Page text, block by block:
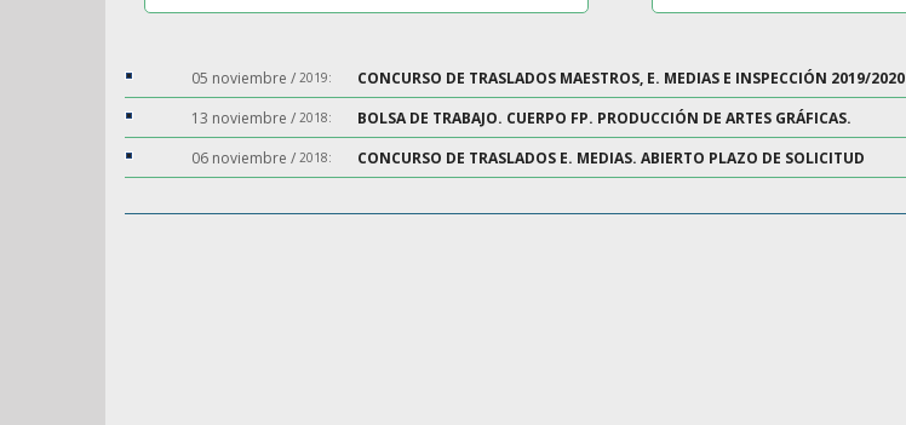
Completa
Interinos
05 noviembre / 2019:
CONCURSO DE TRASLADOS MAESTROS, E. MEDIAS E INSPECCIÓN 2019/2020
13 noviembre / 2018:
BOLSA DE TRABAJO. CUERPO FP. PRODUCCIÓN DE ARTES GRÁFICAS.
06 noviembre / 2018: CONCURSO DE TRASLADOS E. MEDIAS. ABIERTO PLAZO DE SOLICITUD